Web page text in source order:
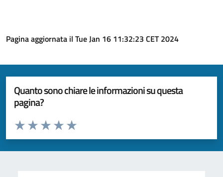
Pagina aggiornata il Tue Jan 16 11:32:23 CET 2024
Quanto sono chiare le informazioni su questa
pagina?
Valuta da 1 a 5 stelle la pagina
Valuta 5 stelle su 5
Valuta 4 stelle su 5
Valuta 3 stelle su 5
Valuta 2 stelle su 5
Valuta 1 stelle su 5